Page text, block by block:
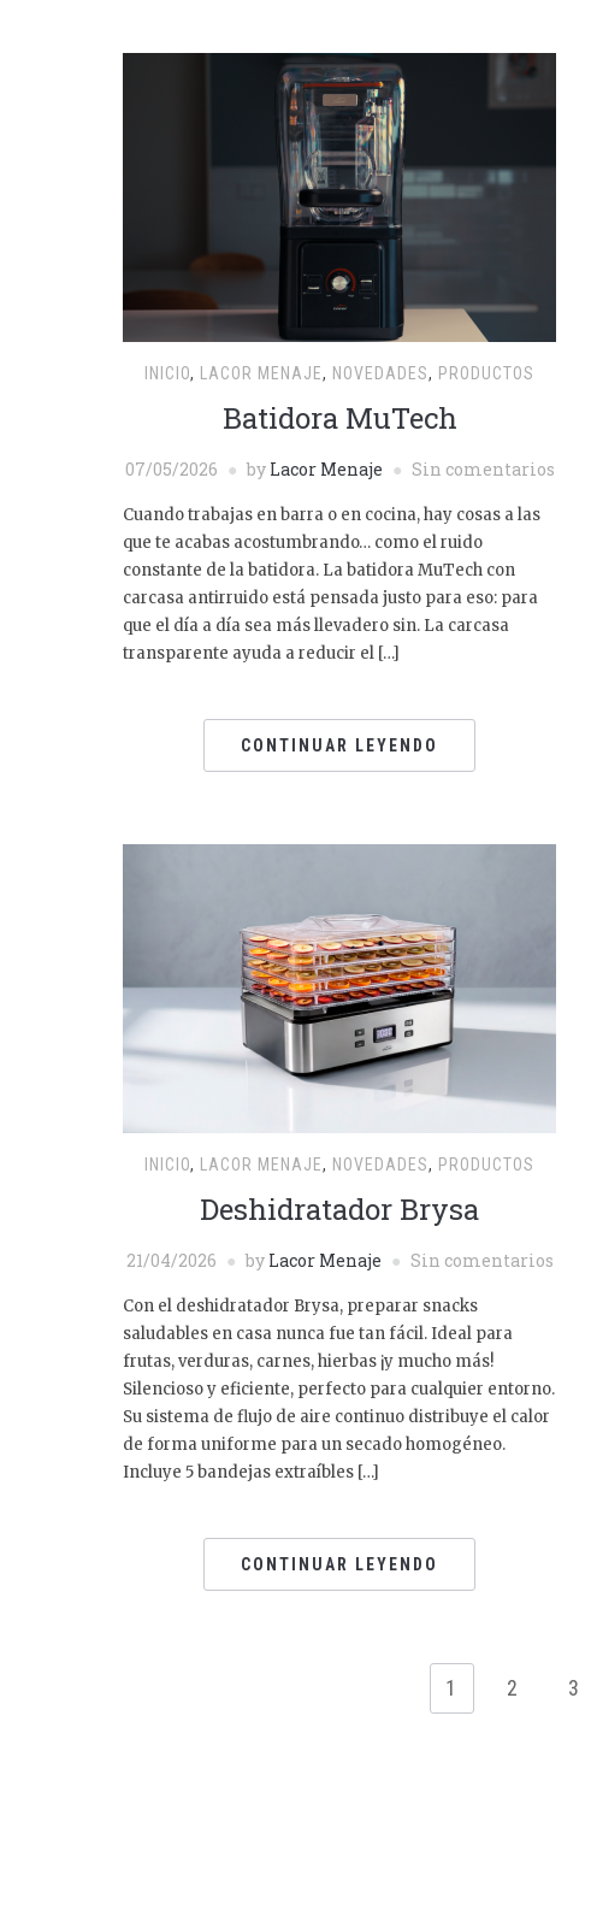
INICIO, LACOR MENAJE, NOVEDADES, PRODUCTOS
Batidora MuTech
07/05/2026 by Lacor Menaje Sin comentarios
Cuando trabajas en barra o en cocina, hay cosas a las
que te acabas acostumbrando… como el ruido
constante de la batidora. La batidora MuTech con
carcasa antirruido está pensada justo para eso: para
que el día a día sea más llevadero sin. La carcasa
transparente ayuda a reducir el […]
CONTINUAR LEYENDO
INICIO, LACOR MENAJE, NOVEDADES, PRODUCTOS
Deshidratador Brysa
21/04/2026 by Lacor Menaje Sin comentarios
Con el deshidratador Brysa, preparar snacks
saludables en casa nunca fue tan fácil. Ideal para
frutas, verduras, carnes, hierbas ¡y mucho más!
Silencioso y eficiente, perfecto para cualquier entorno.
Su sistema de flujo de aire continuo distribuye el calor
de forma uniforme para un secado homogéneo.
Incluye 5 bandejas extraíbles […]
CONTINUAR LEYENDO
1 2 3